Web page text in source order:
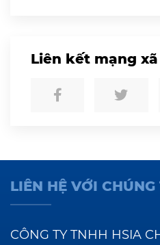
Liên kết mạng
LIÊN HỆ VỚI CHÚNG
CÔNG TY TNHH HSIA